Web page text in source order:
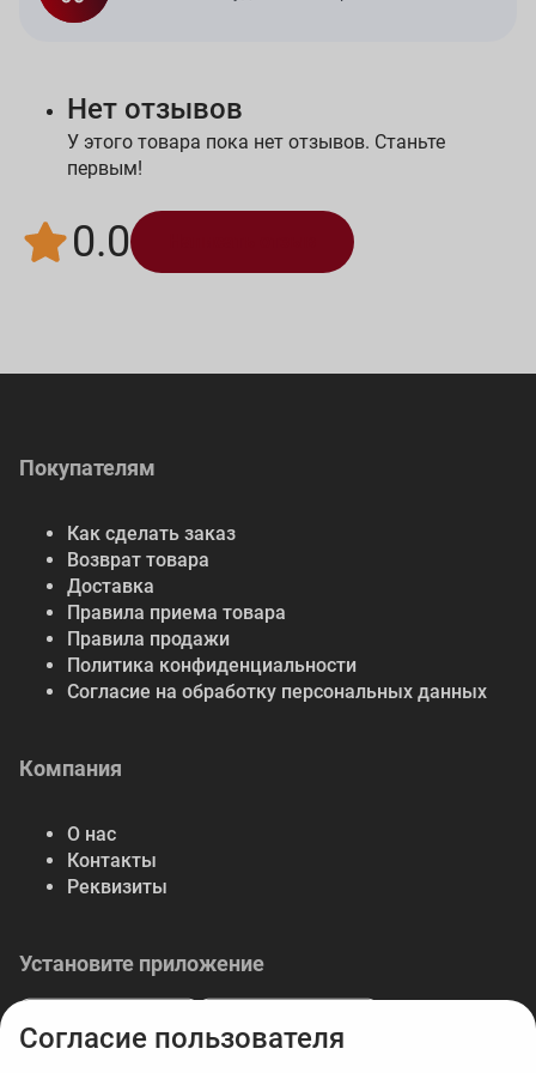
Нет отзывов
У этого товара пока нет отзывов. Станьте
первым!
0.0
Покупателям
Как сделать заказ
Возврат товара
Доставка
Правила приема товара
Правила продажи
Политика конфиденциальности
Согласие на обработку персональных данных
Компания
О нас
Контакты
Реквизиты
Установите приложение
Согласие пользователя